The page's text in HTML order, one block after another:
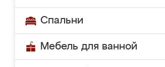
Спальни
Мебель для ванной